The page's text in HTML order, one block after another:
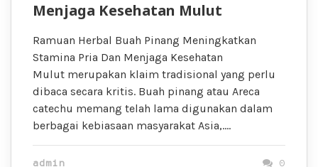
Menjaga Kesehatan Mulut
Ramuan Herbal Buah Pinang Meningkatkan
Stamina Pria Dan Menjaga Kesehatan
Mulut merupakan klaim tradisional yang perlu
dibaca secara kritis. Buah pinang atau Areca
catechu memang telah lama digunakan dalam
berbagai kebiasaan masyarakat Asia,….
admin 0